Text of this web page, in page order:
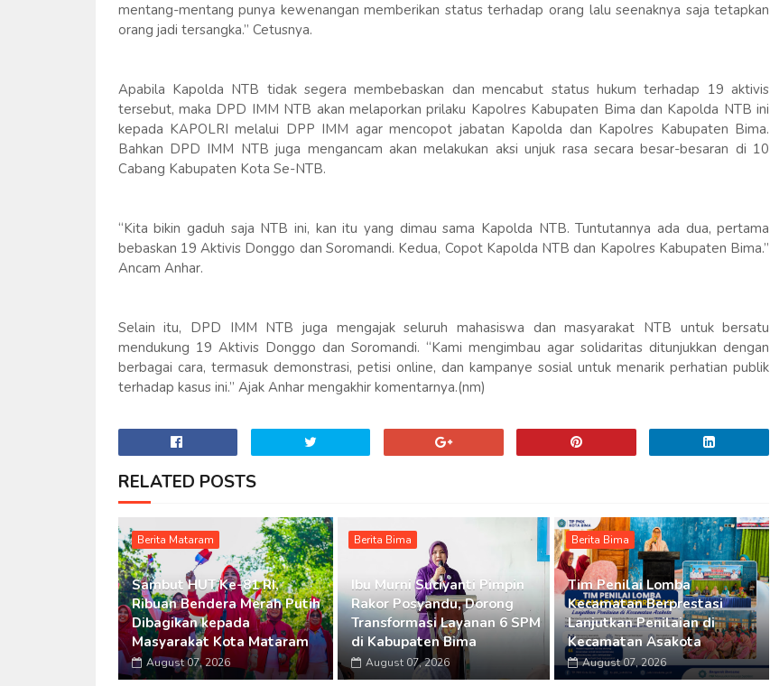
mentang-mentang punya kewenangan memberikan status terhadap orang lalu seenaknya saja tetapkan
orang jadi tersangka.” Cetusnya.
Apabila Kapolda NTB tidak segera membebaskan dan mencabut status hukum terhadap 19 aktivis
tersebut, maka DPD IMM NTB akan melaporkan prilaku Kapolres Kabupaten Bima dan Kapolda NTB ini
kepada KAPOLRI melalui DPP IMM agar mencopot jabatan Kapolda dan Kapolres Kabupaten Bima.
Bahkan DPD IMM NTB juga mengancam akan melakukan aksi unjuk rasa secara besar-besaran di 10
Cabang Kabupaten Kota Se-NTB.
“Kita bikin gaduh saja NTB ini, kan itu yang dimau sama Kapolda NTB. Tuntutannya ada dua, pertama
bebaskan 19 Aktivis Donggo dan Soromandi. Kedua, Copot Kapolda NTB dan Kapolres Kabupaten Bima.”
Ancam Anhar.
Selain itu, DPD IMM NTB juga mengajak seluruh mahasiswa dan masyarakat NTB untuk bersatu
mendukung 19 Aktivis Donggo dan Soromandi. “Kami mengimbau agar solidaritas ditunjukkan dengan
berbagai cara, termasuk demonstrasi, petisi online, dan kampanye sosial untuk menarik perhatian publik
terhadap kasus ini.” Ajak Anhar mengakhir komentarnya.(nm)
RELATED POSTS
Berita Mataram
Sambut HUT Ke-81 RI,
Ribuan Bendera Merah Putih
Dibagikan kepada
Masyarakat Kota Mataram
August 07, 2026
Berita Bima
Ibu Murni Suciyanti Pimpin
Rakor Posyandu, Dorong
Transformasi Layanan 6 SPM
di Kabupaten Bima
August 07, 2026
Berita Bima
Tim Penilai Lomba
Kecamatan Berprestasi
Lanjutkan Penilaian di
Kecamatan Asakota
August 07, 2026